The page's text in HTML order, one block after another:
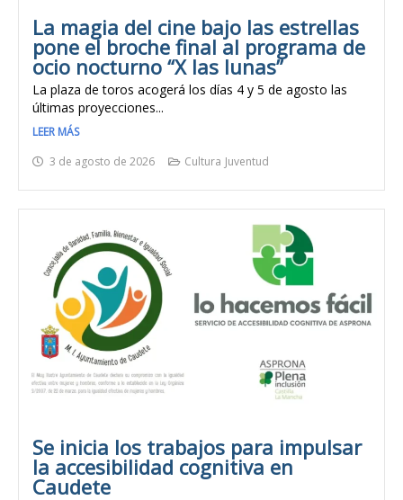
La magia del cine bajo las estrellas
pone el broche final al programa de
ocio nocturno “X las lunas”
La plaza de toros acogerá los días 4 y 5 de agosto las
últimas proyecciones...
LEER MÁS
3 de agosto de 2026
Cultura Juventud
Se inicia los trabajos para impulsar
la accesibilidad cognitiva en
Caudete